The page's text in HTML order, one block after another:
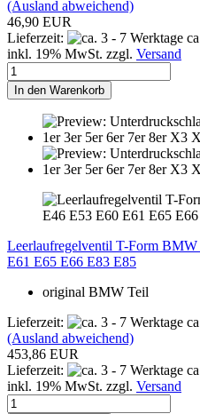
(Ausland abweichend)
46,90 EUR
Lieferzeit:
inkl. 19% MwSt. zzgl. Versand
In den Warenkorb
Leerlaufregelventil T-Form
E61 E65 E66 E83 E85
original BMW Teil
Lieferzeit:
(Ausland abweichend)
453,86 EUR
Lieferzeit:
inkl. 19% MwSt. zzgl. Versand